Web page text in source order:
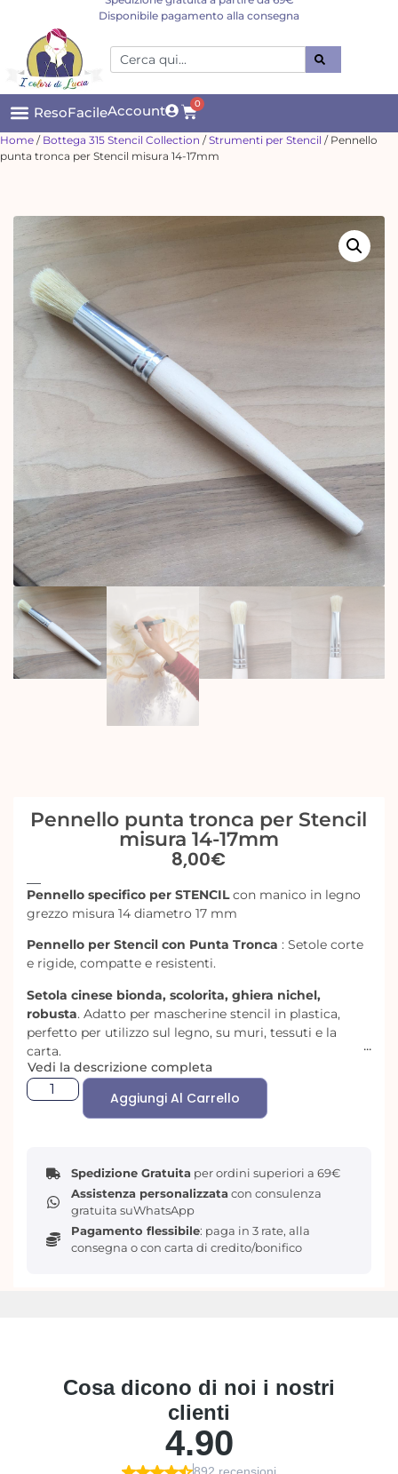
Disponibile pagamento alla consegna
ResoFacileAccount 0
Home / Bottega 315 Stencil Collection /Strumenti per Stencil / Pennello
punta tronca per Stencil misura 14-17mm
Pennello punta tronca per Stencil
misura 14-17mm
8,00€
Pennello specifico per STENCILcon manico in legno
grezzo misura 14 diametro 17 mm
Pennello per Stencil con Punta Tronca : Setole corte
e rigide, compatte e resistenti.
Setola cinese bionda, scolorita, ghiera nichel,
robusta. Adatto per mascherine stencil in plastica,
perfetto per utilizzo sul legno, su muri, tessuti e la
carta.
Creato per la tecnica stencil, perfetto anche per
rifiniture speciali a secco e ombreggiature.
Vedi la descrizione completa
Aggiungi Al Carrello
Spedizione Gratuita per ordini superiori a 69€
Assistenza personalizzata con consulenza
gratuita suWhatsApp
Pagamento flessibile: paga in 3 rate, alla
consegna o con carta di credito/bonifico